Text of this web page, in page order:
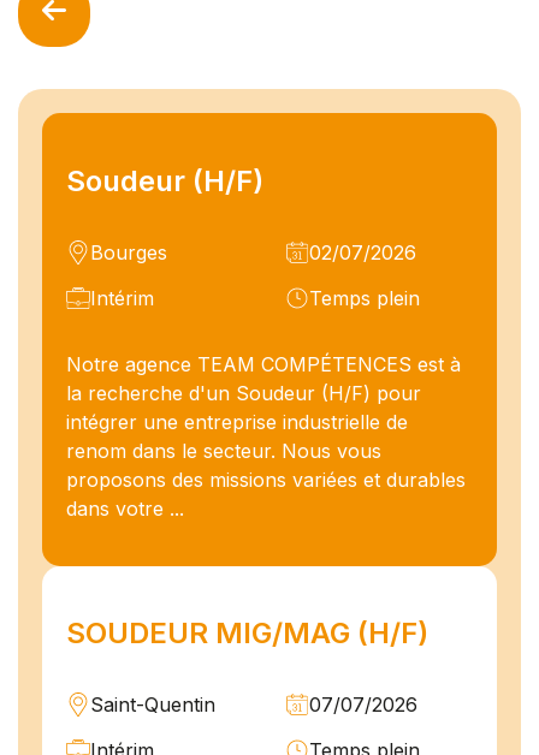
Soudeur (H/F)
Bourges
02/07/2026
Intérim
Temps plein
Notre agence TEAM COMPÉTENCES est à
la recherche d'un Soudeur (H/F) pour
intégrer une entreprise industrielle de
renom dans le secteur. Nous vous
proposons des missions variées et durables
dans votre ...
SOUDEUR MIG/MAG (H/F)
Saint-Quentin
07/07/2026